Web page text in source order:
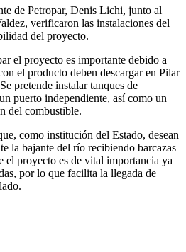
de Petropar, Denis Lichi, junto al
verificaron las instalaciones del
del proyecto.
el proyecto es importante debido a
el producto deben descargar en Pilar
pretende instalar tanques de
puerto independiente, así como un
del combustible.
como institución del Estado, desean
la bajante del río recibiendo barcazas
proyecto es de vital importancia ya
por lo que facilita la llegada de